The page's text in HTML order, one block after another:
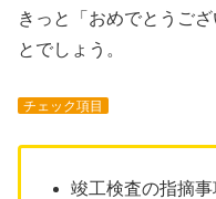
きっと「おめでとうご
とでしょう。
チェック項目
竣工検査の指摘